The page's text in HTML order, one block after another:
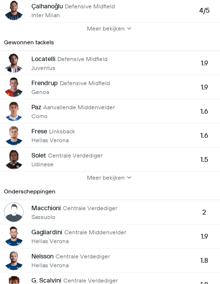
Çalhanoğlu Defensive Midfield
Inter Milan
4/5
Meer bekijken
Gewonnen tackels
Locatelli Defensive Midfield
Juventus
1.9
Frendrup Defensive Midfield
Genoa
1.9
Paz Aanvallende Middenvelder
Como
1.6
Frese Linksback
Hellas Verona
1.6
Solet Centrale Verdediger
Udinese
1.5
Meer bekijken
Onderscheppingen
Macchioni Centrale Verdediger
Sassuolo
2
Gagliardini Centrale Middenvelder
Hellas Verona
1.9
Nelsson Centrale Verdediger
Hellas Verona
1.8
G. Scalvini Centrale Verdediger